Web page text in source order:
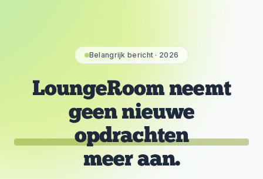
Belangrijk bericht · 2026
LoungeRoom neemt
geen nieuwe
opdrachten
meer aan.